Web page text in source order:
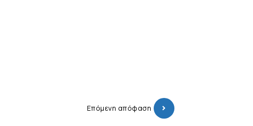
Επόμενη απόφαση